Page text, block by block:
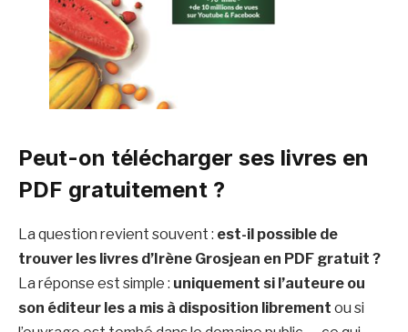
Peut-on télécharger ses livres en
PDF gratuitement ?
La question revient souvent : est-il possible de
trouver les livres d’Irène Grosjean en PDF gratuit ?
La réponse est simple : uniquement si l’auteure ou
son éditeur les a mis à disposition librement ou si